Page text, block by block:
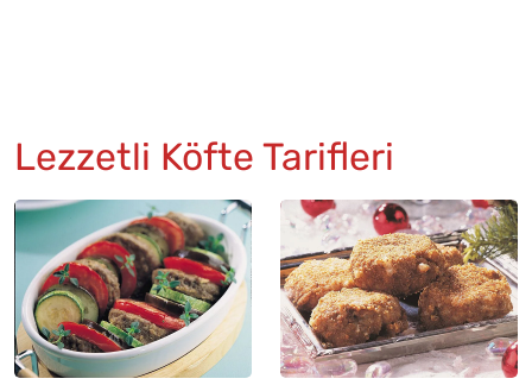
Lezzetli Köfte Tarifleri